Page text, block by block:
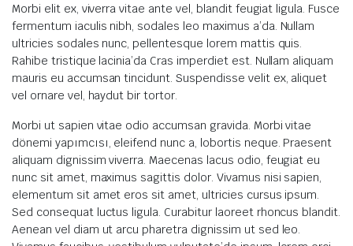
Morbi elit ex, viverra vitae ante vel, blandit feugiat ligula. Fusce
fermentum iaculis nibh, sodales leo maximus a’da. Nullam
ultricies sodales nunc, pellentesque lorem mattis quis.
Rahibe tristique lacinia’da Cras imperdiet est. Nullam aliquam
mauris eu accumsan tincidunt. Suspendisse velit ex, aliquet
vel ornare vel, haydut bir tortor.
Morbi ut sapien vitae odio accumsan gravida. Morbi vitae
dönemi yapımcısı, eleifend nunc a, lobortis neque. Praesent
aliquam dignissim viverra. Maecenas lacus odio, feugiat eu
nunc sit amet, maximus sagittis dolor. Vivamus nisi sapien,
elementum sit amet eros sit amet, ultricies cursus ipsum.
Sed consequat luctus ligula. Curabitur laoreet rhoncus blandit.
Aenean vel diam ut arcu pharetra dignissim ut sed leo.